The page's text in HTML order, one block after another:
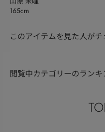
165cm
このアイテムを見た人が
閲覧中カテゴリーのランキ